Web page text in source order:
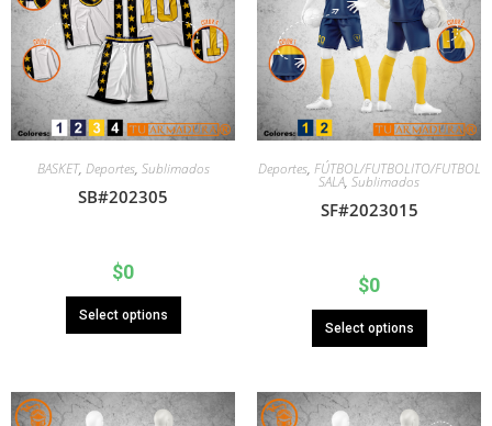
BASKET, Deportes, Sublimados
SB#202305
$0
Select options
Deportes, FÚTBOL/FUTBOLITO/FUTBOL
SALA, Sublimados
SF#2023015
$0
Select options